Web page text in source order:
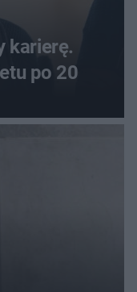
karierę.
po 20